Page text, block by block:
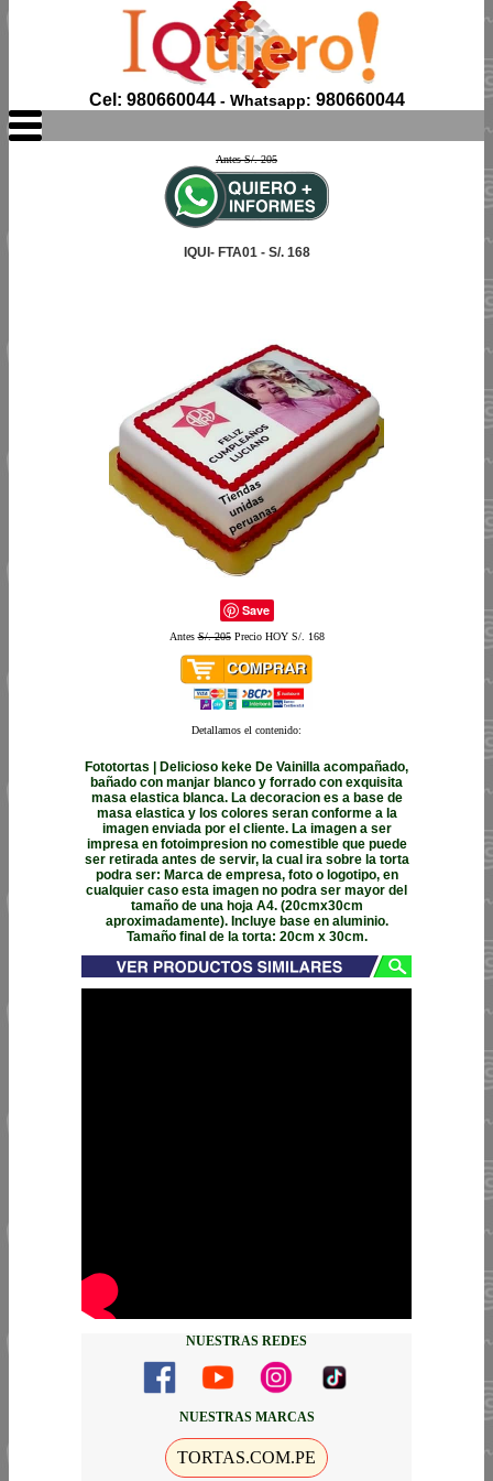
Cel: 980660044- Whatsapp: 980660044
Antes S/. 205
IQUI- FTA01 - S/. 168
Save
AntesS/. 205Precio HOY S/. 168
Detallamos el contenido:
Fototortas | Delicioso keke De Vainilla acompañado,
bañado con manjar blanco y forrado con exquisita
masa elastica blanca. La decoracion es a base de
masa elastica y los colores seran conforme a la
imagen enviada por el cliente. La imagen a ser
impresa en fotoimpresion no comestible que puede
ser retirada antes de servir, la cual ira sobre la torta
podra ser: Marca de empresa, foto o logotipo, en
cualquier caso esta imagen no podra ser mayor del
tamaño de una hoja A4. (20cmx30cm
aproximadamente). Incluye base en aluminio.
Tamaño final de la torta: 20cm x 30cm.
NUESTRAS REDES
NUESTRAS MARCAS
TORTAS.COM.PE